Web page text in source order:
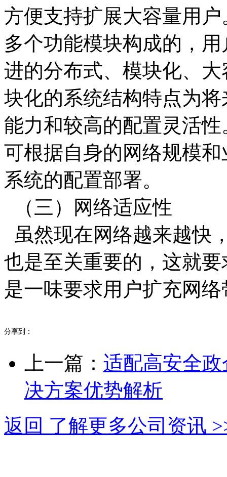
方便支持扩展大容量用
多个功能模块构成的，
进的分布式、模块化、
块化的系统结构特点为
能力和较高的配置灵活
可根据自身的网络规模
系统的配置部署。
（三）网络适应性
虽然现在网络越来越快
也是至关重要的，这就
是一味要求用户扩充网
分享到：
上一篇： 适配高安全
决方案优势解析
返回 了解更多公司资讯